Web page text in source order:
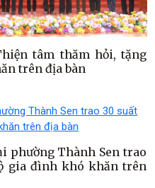
tâm thăm hỏi, tặng
trên địa bàn
phường Thành Sen trao
gia đình khó khăn trên